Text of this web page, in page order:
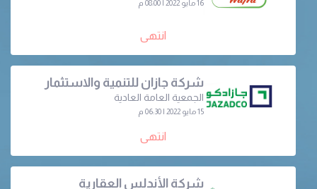
16 مايو 2022 | 08:00 م
انتهى
شركة جازان للتنمية والاستثمار
الجمعية العامة العادية
15 مايو 2022 | 06:30 م
انتهى
شركة الأندلس العقارية